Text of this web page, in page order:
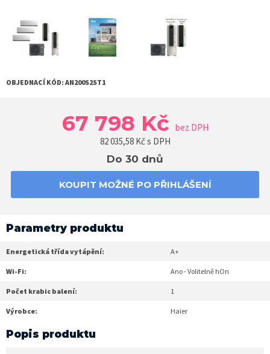
OBJEDNACÍ KÓD: AN200S2ST1
67 798 Kč bez DPH
82 035,58Kč s DPH
Do 30 dnů
KOUPIT MOŽNÉ PO PŘIHLÁŠENÍ
Parametry produktu
Energetická třída vytápění: A+
Wi-Fi: Ano - Volitelně hOn
Počet krabic balení: 1
Výrobce: Haier
Popis produktu